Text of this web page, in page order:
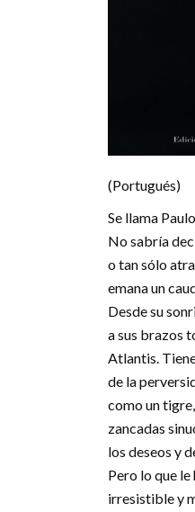
(Portugués)
Se llama
No sabría
o tan sólo
emana un
Desde su
a sus brazos
Atlantis.
de la
como un
zancadas
los deseos y
Pero lo que
irresistible y